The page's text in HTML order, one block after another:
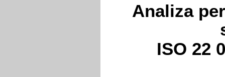
Analiza
ISO 22